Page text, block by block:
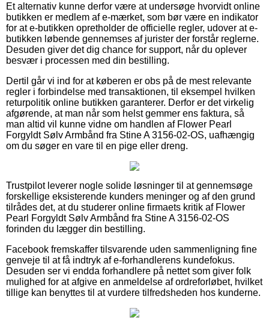
Et alternativ kunne derfor være at undersøge hvorvidt online
butikken er medlem af e-mærket, som bør være en indikator
for at e-butikken opretholder de officielle regler, udover at e-
butikken løbende gennemses af jurister der forstår reglerne.
Desuden giver det dig chance for support, når du oplever
besvær i processen med din bestilling.
Dertil går vi ind for at køberen er obs på de mest relevante
regler i forbindelse med transaktionen, til eksempel hvilken
returpolitik online butikken garanterer. Derfor er det virkelig
afgørende, at man når som helst gemmer ens faktura, så
man altid vil kunne vidne om handlen af Flower Pearl
Forgyldt Sølv Armbånd fra Stine A 3156-02-OS, uafhængig
om du søger en vare til en pige eller dreng.
Trustpilot leverer nogle solide løsninger til at gennemsøge
forskellige eksisterende kunders meninger og af den grund
tilrådes det, at du studerer online firmaets kritik af Flower
Pearl Forgyldt Sølv Armbånd fra Stine A 3156-02-OS
forinden du lægger din bestilling.
Facebook fremskaffer tilsvarende uden sammenligning fine
genveje til at få indtryk af e-forhandlerens kundefokus.
Desuden ser vi endda forhandlere på nettet som giver folk
mulighed for at afgive en anmeldelse af ordreforløbet, hvilket
tillige kan benyttes til at vurdere tilfredsheden hos kunderne.